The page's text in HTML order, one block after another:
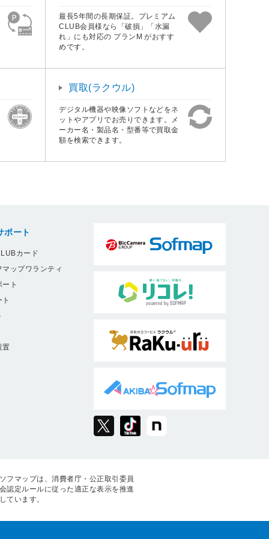
最長5年間の長期保証。プレミアム
CLUB会員様なら「破損」「水漏
れ」にも対応の プランM がおすす
めです。
買取(ラクウル)
デジタル機器や映像ソフトなどをネ
ットやアプリでお売りできます。メ
ーカー名・製品名・型番等で買取金
額を検索できます。
ポート
カード
ップワランティ
ト
置
ソフマップは、消費者庁・公正取引委員
会認定ルールに従った適正な表示を推進
しています。